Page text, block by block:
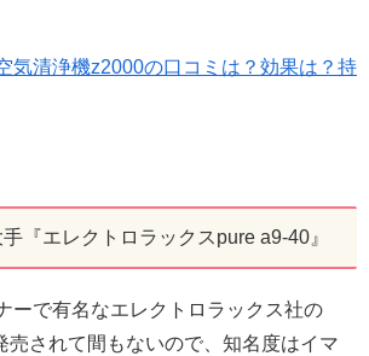
気清浄機z2000の口コミは？効果は？持
『エレクトロラックスpure a9-40』
ーで有名なエレクトロラックス社の
売されて間もないので、知名度はイマ